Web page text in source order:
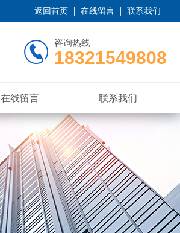
返回首页 在线留言 联系我们
咨询热线
18321549808
在线留言 联系我们